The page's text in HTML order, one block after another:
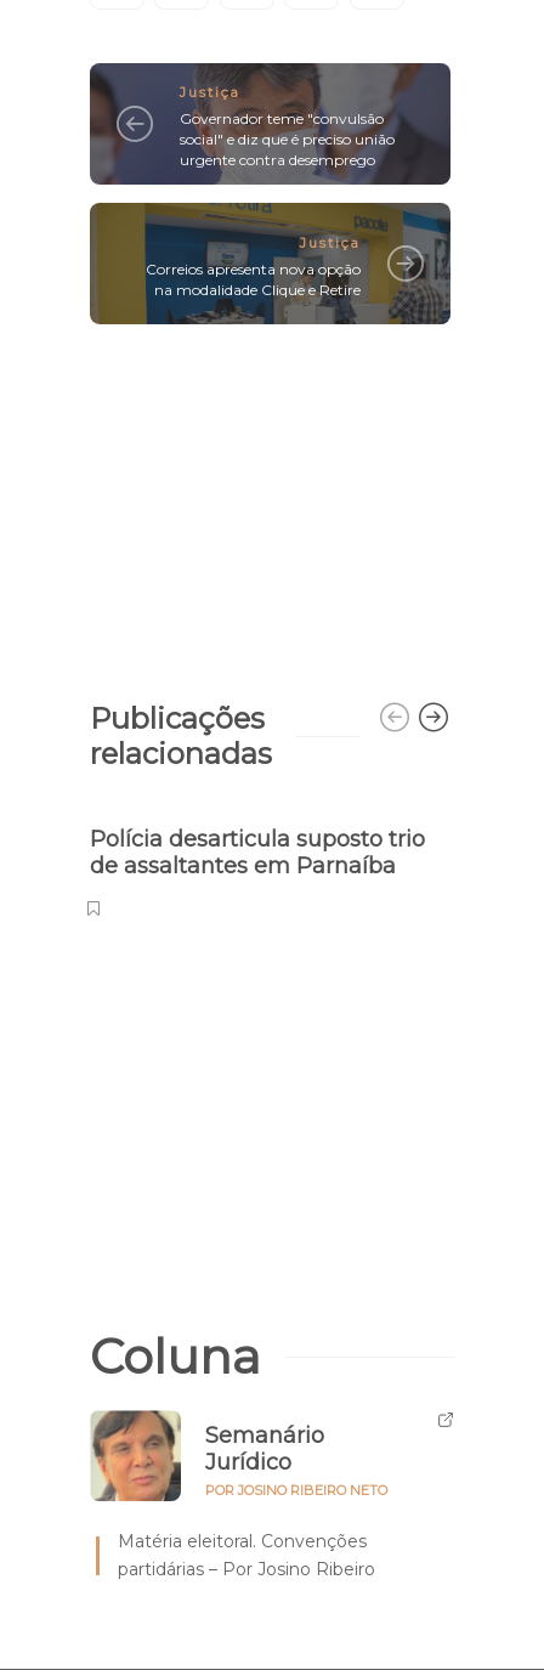
Justiça
Governador teme "convulsão
social" e diz que é preciso união
urgente contra desemprego
Justiça
Correios apresenta nova opção
na modalidade Clique e Retire
Publicações
relacionadas
Polícia desarticula suposto trio
de assaltantes em Parnaíba
Coluna
Semanário
Jurídico
POR JOSINO RIBEIRO NETO
Matéria eleitoral. Convenções
partidárias – Por Josino Ribeiro